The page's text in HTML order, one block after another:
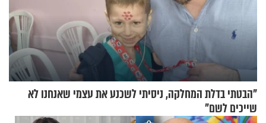
"הבטתי בדלת המחלקה, ניסיתי לשכנע את עצמי שאנחנו לא
שייכים לשם"